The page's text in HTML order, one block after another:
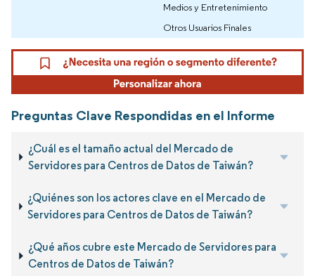
Medios y Entretenimiento
Otros Usuarios Finales
Preguntas Clave Respondidas en el Informe
¿Cuál es el tamaño actual del Mercado de
Servidores para Centros de Datos de Taiwán?
¿Quiénes son los actores clave en el Mercado de
Servidores para Centros de Datos de Taiwán?
¿Qué años cubre este Mercado de Servidores para
Centros de Datos de Taiwán?